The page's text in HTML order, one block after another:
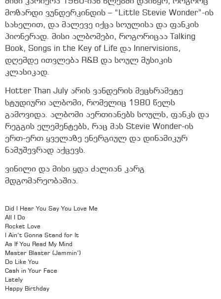
მოზარდი ვუნდერკინდის – “Little Stevie Wonder”-ის
სახელით, და მალევე იქცა სოულისა და ფანკის
პიონერად. მისი ალბომები, როგორიცაა Talking
Book, Songs in the Key of Life და Innervisions,
დღემდე ითვლება R&B და სოულ მუსიკის
კლასიკად.
Hotter Than July არის ვანდერის მეცხრამეტე
სტუდიური ალბომი, რომელიც 1980 წელს
გამოვიდა. ალბომი აერთიანებს სოულს, ფანკს და
რეგგის ელემენტებს, რაც მას Stevie Wonder-ის
ერთ-ერთ ყველაზე ენერგიულ და დინამიკურ
ნამუშევრად აქცევს.
ვინილი და მისი ყდა ძალიან კარგ
მდგომარეობაშია.
Did I Hear You Say You Love Me
All I Do
Rocket Love
I Ain’t Gonna Stand for It
As If You Read My Mind
Master Blaster (Jammin’)
Do Like You
Cash in Your Face
Lately
Happy Birthday